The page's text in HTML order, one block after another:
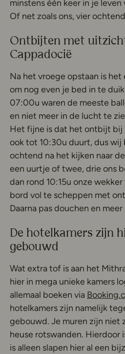
minstens één keer in je
Of net zoals ons, vier
Ontbijten met
Cappadocië
Na het vroege opstaan is
om nog even je bed in te
07:00u waren de meeste
en niet meer in de lucht te
Het fijne is dat het ontbijt bij
ook tot 10:30u duurt, dus wij
ochtend na het kijken naar
een uurtje of twee, drie ons
dan rond 10:15u onze
bord vol te scheppen met
Daarna pas douchen en
De hotelkamers zijn
gebouwd
Wat extra tof is aan het
hier in mega unieke kamers
allemaal boeken via
hotelkamers zijn namelijk
gebouwd. Je muren zijn niet
heuse rotswanden. Hierdoor
is alleen slapen hier al een